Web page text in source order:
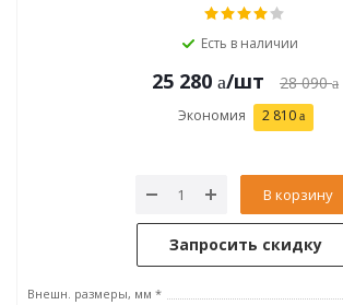
Есть в наличии
25 280 /шт 28 090
Экономия 2 810
В корзину
Запросить скидку
Внешн. размеры, мм *